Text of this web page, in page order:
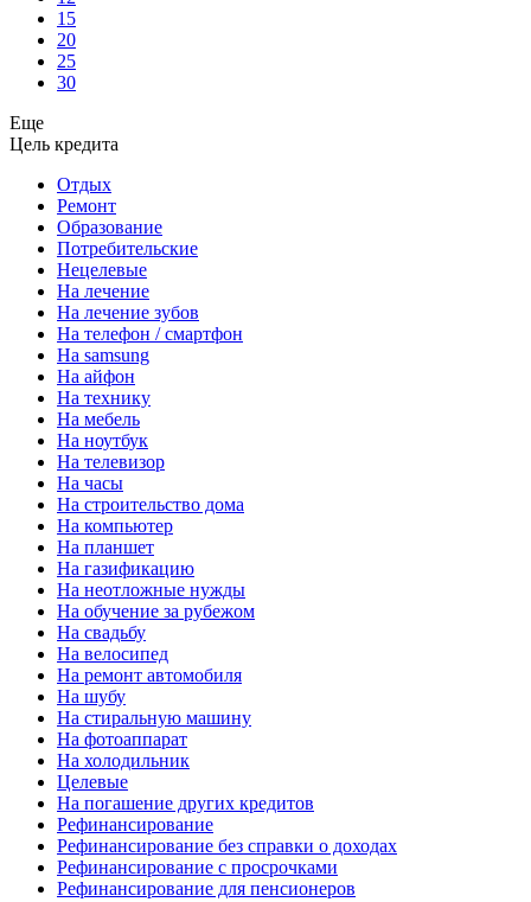
15
20
25
30
Еще
Цель кредита
Отдых
Ремонт
Образование
Потребительские
Нецелевые
На лечение
На лечение зубов
На телефон / смартфон
На samsung
На айфон
На технику
На мебель
На ноутбук
На телевизор
На часы
На строительство дома
На компьютер
На планшет
На газификацию
На неотложные нужды
На обучение за рубежом
На свадьбу
На велосипед
На ремонт автомобиля
На шубу
На стиральную машину
На фотоаппарат
На холодильник
Целевые
На погашение других кредитов
Рефинансирование
Рефинансирование без справки о доходах
Рефинансирование с просрочками
Рефинансирование для пенсионеров